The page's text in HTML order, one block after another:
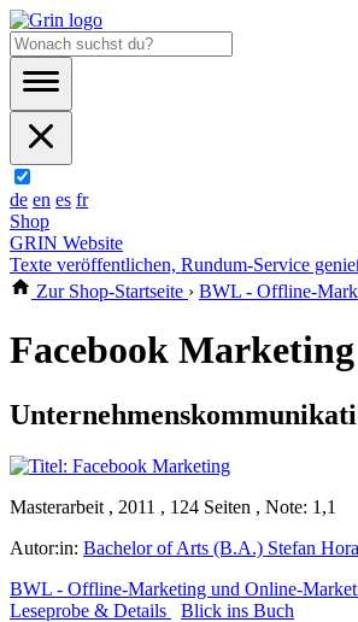
de en es fr
Shop
GRIN Website
Texte veröffentlichen, Rundum-Service
Zur Shop-Startseite › BWL - Offline-
Facebook Marketing
Masterarbeit , 2011 , 124 Seiten , Note: 1,1
Autor:in: Bachelor of Arts (B.A.) Stefan
BWL - Offline-Marketing und Online-
Leseprobe & Details
Blick ins Buch